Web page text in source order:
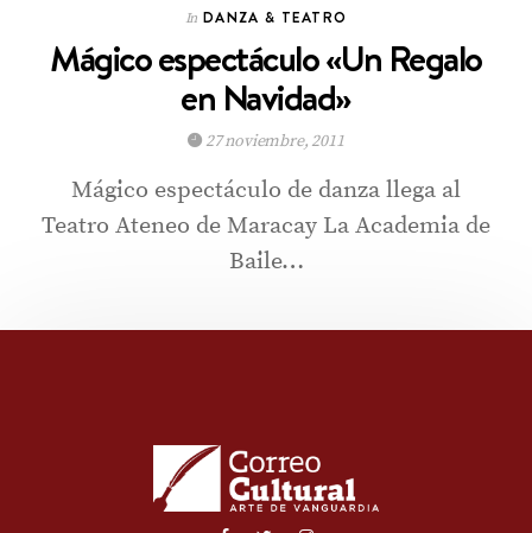
In DANZA & TEATRO
Mágico espectáculo «Un Regalo
en Navidad»
27 noviembre, 2011
Mágico espectáculo de danza llega al
Teatro Ateneo de Maracay La Academia de
Baile…